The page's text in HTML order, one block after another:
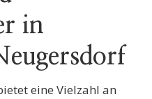
in
eine Vielzahl an